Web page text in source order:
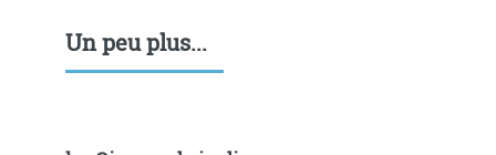
Un peu plus...